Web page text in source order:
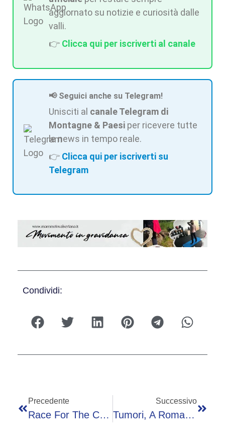
aggiornato su notizie e curiosità dalle
valli.
👉 Clicca qui per iscriverti al canale
📢 Seguici anche su Telegram!
Unisciti al canale Telegram di
Montagne & Paesi per ricevere tutte
le news in tempo reale.
👉 Clicca qui per iscriverti su
Telegram
Condividi:
Precedente
Race For The Cure, Gualtieri: “Clima Straordinario, Evento Unico Al Mondo”
Successivo
Tumori, A Roma In 200mila Per ‘Race For The Cure’